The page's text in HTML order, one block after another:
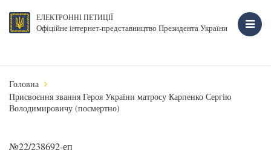
ЕЛЕКТРОННІ ПЕТИЦІЇ
Офіційне інтернет-представництво Президента України
Головна
Присвоєння звання Героя України матросу Карпенко Сергію
Володимировичу (посмертно)
№22/238692-еп